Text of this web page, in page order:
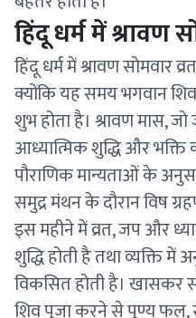
हिंदू धर्म में श्रावण
हिंदू धर्म में श्रावण सोमवार
क्योंकि यह समय भगवान
शुभ होता है। श्रावण मास,
आध्यात्मिक शुद्धि और भक्ति
पौराणिक मान्यताओं के
समुद्र मंथन के दौरान विष
इस महीने में व्रत, जप और
शुद्धि होती है तथा व्यक्ति
विकसित होती है। खासकर
शिव पूजा करने से पुण्य